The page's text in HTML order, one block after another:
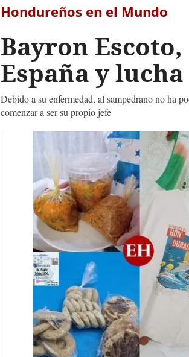
Hondureños en el Mundo
Bayron
España y
Debido a su enfermedad, al sampedrano no ha
comenzar a ser su propio jefe